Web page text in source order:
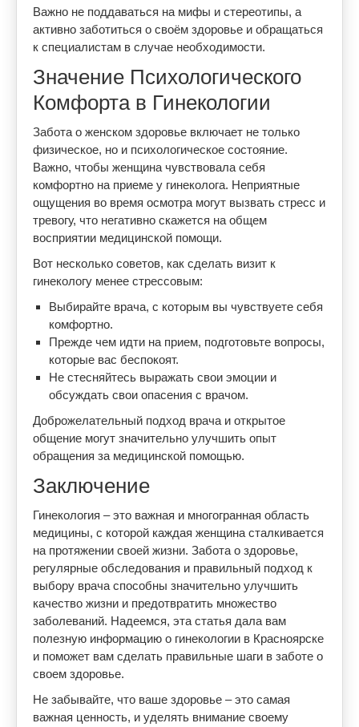
Важно не поддаваться на мифы и стереотипы, а
активно заботиться о своём здоровье и обращаться
к специалистам в случае необходимости.
Значение Психологического
Комфорта в Гинекологии
Забота о женском здоровье включает не только
физическое, но и психологическое состояние.
Важно, чтобы женщина чувствовала себя
комфортно на приеме у гинеколога. Неприятные
ощущения во время осмотра могут вызвать стресс и
тревогу, что негативно скажется на общем
восприятии медицинской помощи.
Вот несколько советов, как сделать визит к
гинекологу менее стрессовым:
Выбирайте врача, с которым вы чувствуете себя
комфортно.
Прежде чем идти на прием, подготовьте вопросы,
которые вас беспокоят.
Не стесняйтесь выражать свои эмоции и
обсуждать свои опасения с врачом.
Доброжелательный подход врача и открытое
общение могут значительно улучшить опыт
обращения за медицинской помощью.
Заключение
Гинекология – это важная и многогранная область
медицины, с которой каждая женщина сталкивается
на протяжении своей жизни. Забота о здоровье,
регулярные обследования и правильный подход к
выбору врача способны значительно улучшить
качество жизни и предотвратить множество
заболеваний. Надеемся, эта статья дала вам
полезную информацию о гинекологии в Красноярске
и поможет вам сделать правильные шаги в заботе о
своем здоровье.
Не забывайте, что ваше здоровье – это самая
важная ценность, и уделять внимание своему